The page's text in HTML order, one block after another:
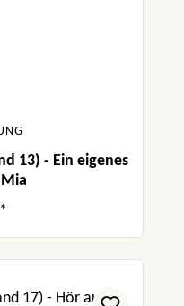
13) - Ein eigenes